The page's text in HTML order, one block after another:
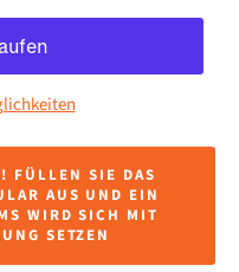
FÜLLEN SIE DAS
AUS UND EIN
WIRD SICH MIT
SETZEN